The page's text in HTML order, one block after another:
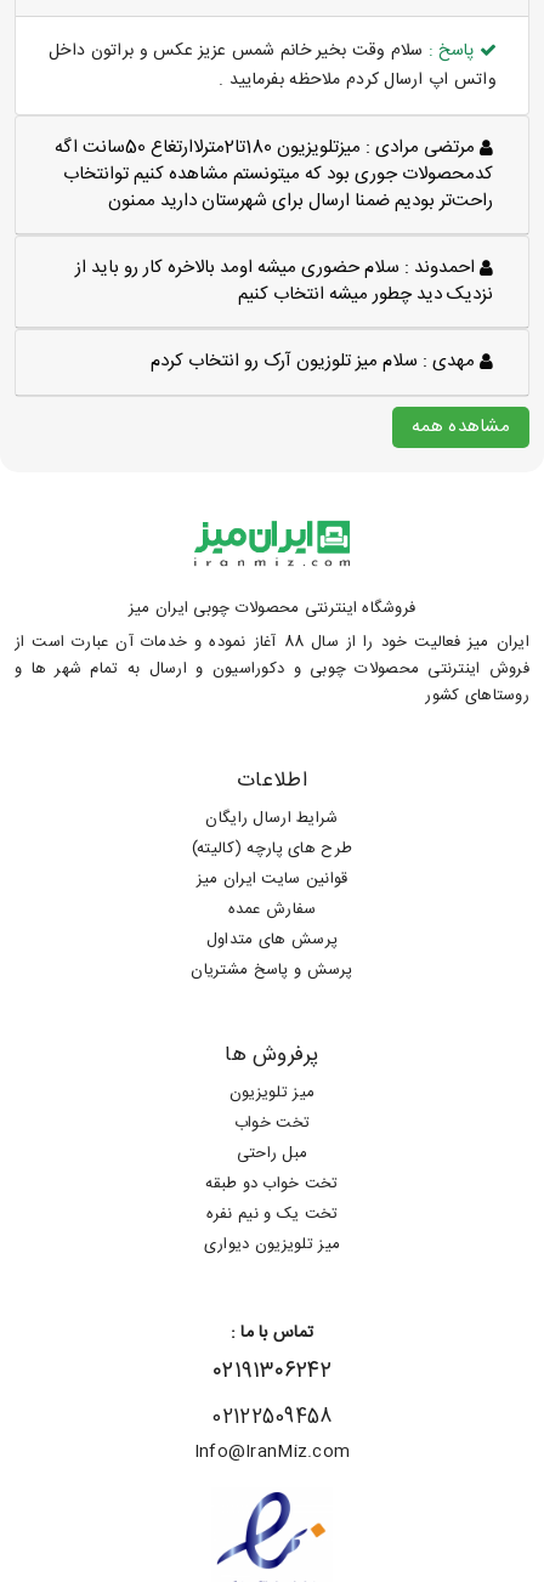
پاسخ : سلام وقت بخیر خانم شمس عزیز عکس و براتون داخل
واتس اپ ارسال کردم ملاحظه بفرمایید .
مرتضی مرادی :
میزتلویزیون 180تا2مترلاارتغاع 50سانت اگه
کدمحصولات جوری بود که میتونستم مشاهده کنیم توانتخاب
راحت‌تر بودیم ضمنا ارسال برای شهرستان دارید ممنون
احمدوند : سلام حضوری میشه اومد بالاخره کار رو باید از
نزدیک دید چطور میشه انتخاب کنیم
مهدی : سلام میز تلوزیون آرک رو انتخاب کردم
مشاهده همه
فروشگاه اینترنتی محصولات چوبی ایران میز
ایران میز فعالیت خود را از سال 88 آغاز نموده و خدمات آن عبارت است از
فروش اینترنتی محصولات چوبی و دکوراسیون و ارسال به تمام شهر ها و
روستاهای کشور
اطلاعات
شرایط ارسال رایگان
طرح های پارچه (کالیته)
قوانین سایت ایران میز
سفارش عمده
پرسش های متداول
پرسش و پاسخ مشتریان
پرفروش ها
میز تلویزیون
تخت خواب
مبل راحتی
تخت خواب دو طبقه
تخت یک و نیم نفره
میز تلویزیون دیواری
تماس با ما :
۰۲۱۹۱۳۰۶۲۴۲
02122509458
Info@IranMiz.com